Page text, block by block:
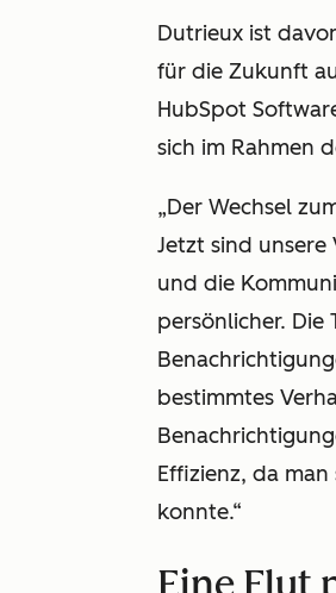
Dutrieux ist
für die Zukunft
HubSpot
sich im Rahmen
„Der Wechsel
Jetzt sind
und die
persönlicher.
bestimmtes
Effizienz, da
konnte.“